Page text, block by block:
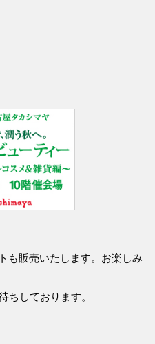
も販売いたします。お楽しみ
しております。